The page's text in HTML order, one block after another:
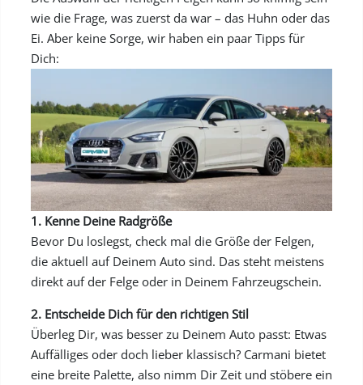
wie die Frage, was zuerst da war – das Huhn oder das
Ei. Aber keine Sorge, wir haben ein paar Tipps für
Dich:
1. Kenne Deine Radgröße
Bevor Du loslegst, check mal die Größe der Felgen,
die aktuell auf Deinem Auto sind. Das steht meistens
direkt auf der Felge oder in Deinem Fahrzeugschein.
2. Entscheide Dich für den richtigen Stil
Überleg Dir, was besser zu Deinem Auto passt: Etwas
Auffälliges oder doch lieber klassisch? Carmani bietet
eine breite Palette, also nimm Dir Zeit und stöbere ein